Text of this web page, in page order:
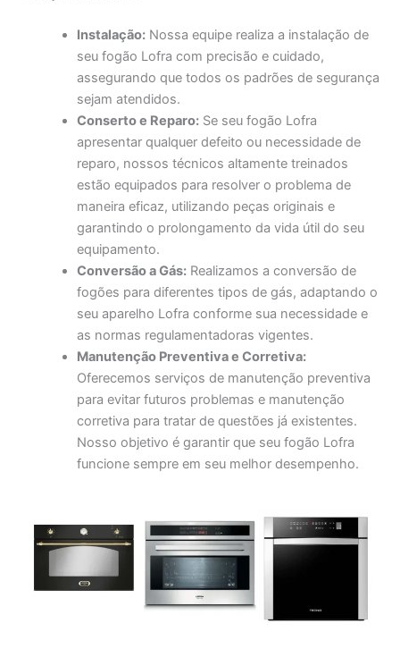
Instalação: Nossa equipe realiza a instalação de
seu fogão Lofra com precisão e cuidado,
assegurando que todos os padrões de segurança
sejam atendidos.
Conserto e Reparo: Se seu fogão Lofra
apresentar qualquer defeito ou necessidade de
reparo, nossos técnicos altamente treinados
estão equipados para resolver o problema de
maneira eficaz, utilizando peças originais e
garantindo o prolongamento da vida útil do seu
equipamento.
Conversão a Gás: Realizamos a conversão de
fogões para diferentes tipos de gás, adaptando o
seu aparelho Lofra conforme sua necessidade e
as normas regulamentadoras vigentes.
Manutenção Preventiva e Corretiva:
Oferecemos serviços de manutenção preventiva
para evitar futuros problemas e manutenção
corretiva para tratar de questões já existentes.
Nosso objetivo é garantir que seu fogão Lofra
funcione sempre em seu melhor desempenho.